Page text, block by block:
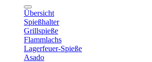
Übersicht
Spießhalter
Grillspieße
Flammlachs
Lagerfeuer-Spieße
Asado